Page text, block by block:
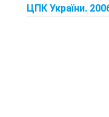
ЦПК України.